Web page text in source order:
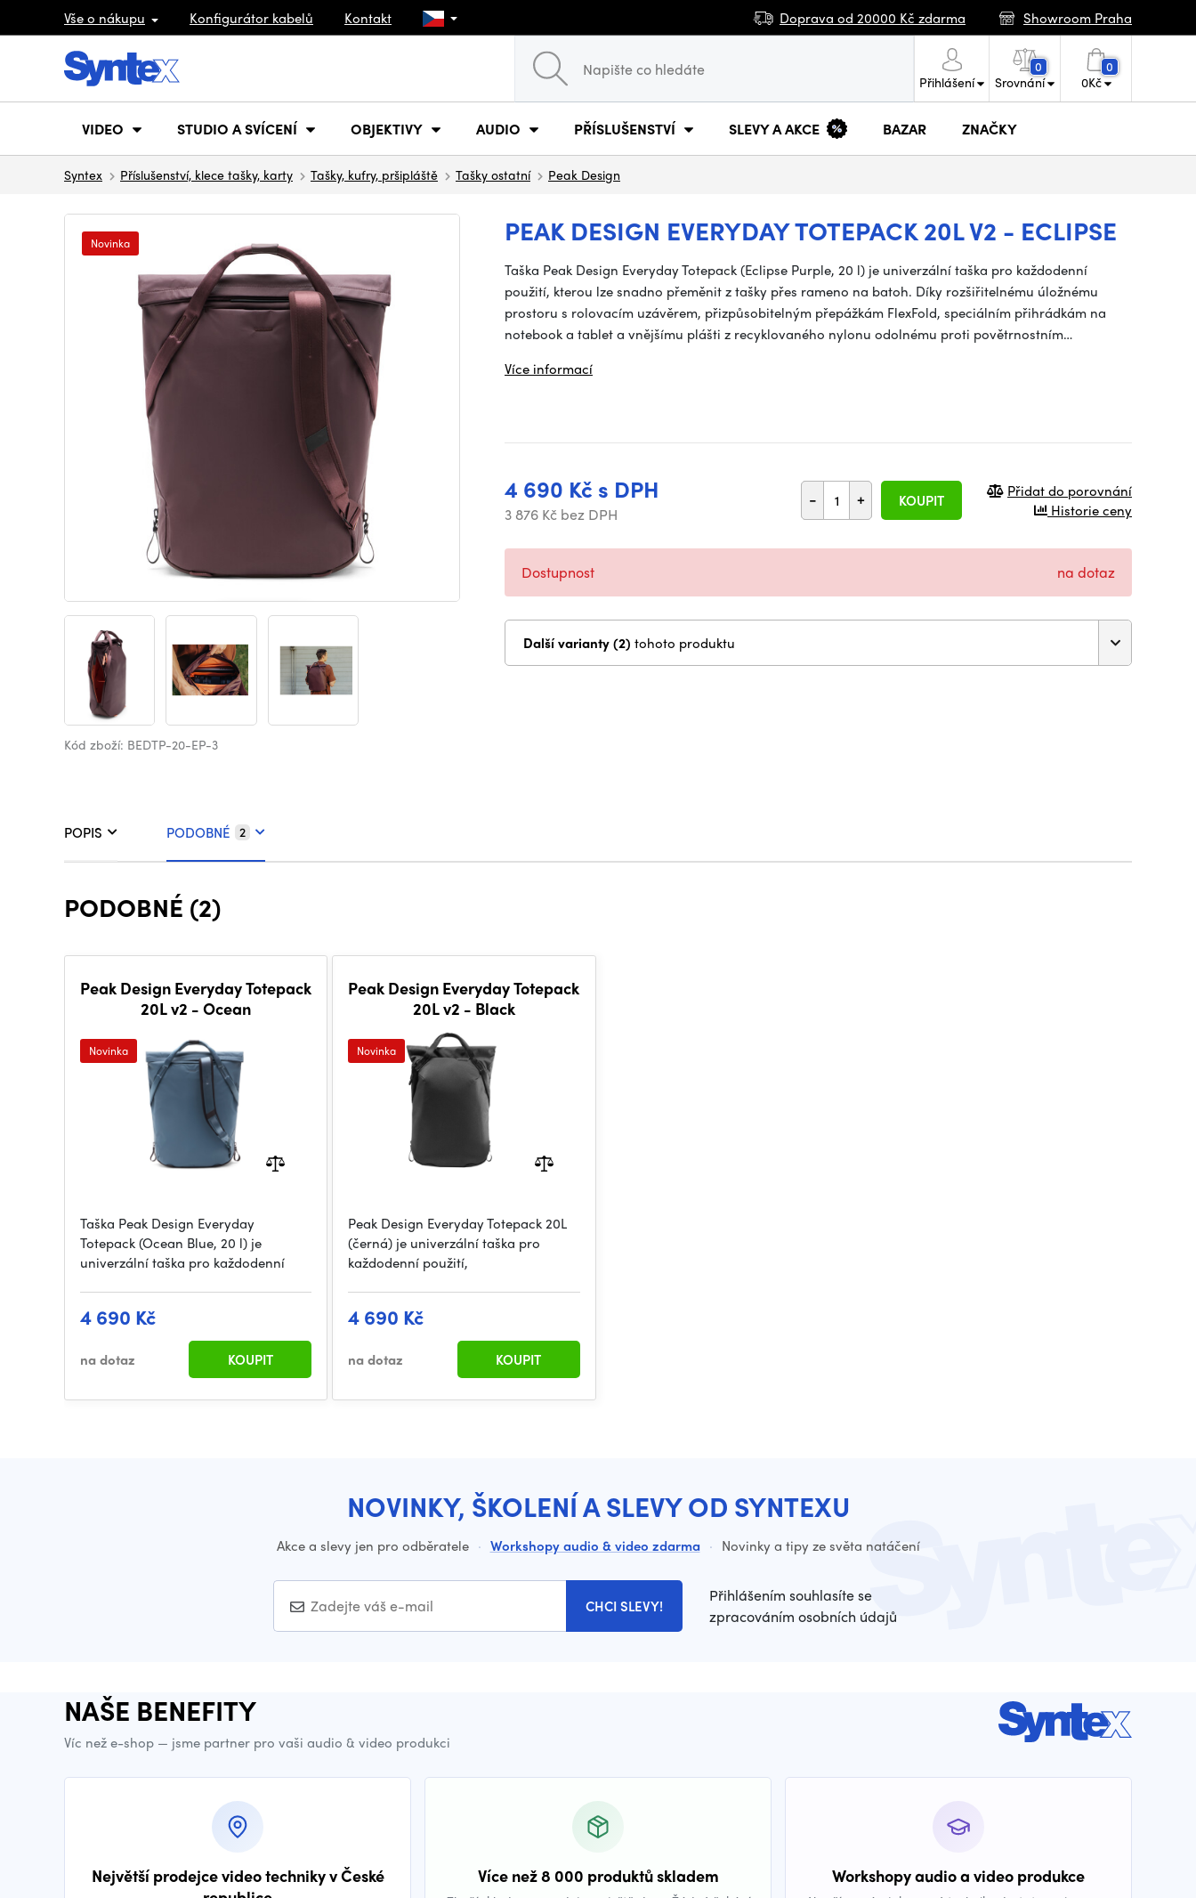
Vše o nákupu Konfigurátor kabelů Kontakt Doprava od 20000 Kč zdarma Showroom Praha
Přihlášení
0
Srovnání
0
0Kč
VIDEO STUDIO A SVÍCENÍ OBJEKTIVY AUDIO PŘÍSLUŠENSTVÍ SLEVY A AKCE BAZAR ZNAČKY
Syntex Příslušenství, klece tašky, karty Tašky, kufry, pršipláště Tašky ostatní Peak Design
PEAK DESIGN EVERYDAY TOTEPACK 20L V2 - ECLIPSE
Novinka
Kód zboží: BEDTP-20-EP-3
Taška Peak Design Everyday Totepack (Eclipse Purple, 20 l) je univerzální taška pro každodenní
použití, kterou lze snadno přeměnit z tašky přes rameno na batoh. Díky rozšiřitelnému úložnému
prostoru s rolovacím uzávěrem, přizpůsobitelným přepážkám FlexFold, speciálním přihrádkám na
notebook a tablet a vnějšímu plášti z recyklovaného nylonu odolnému proti povětrnostním…
Více informací
4 690 Kč s DPH
3 876 Kč bez DPH
- + KOUPIT
Přidat do porovnání
Historie ceny
Dostupnost na dotaz
Další varianty (2) tohoto produktu
POPIS PODOBNÉ 2
PODOBNÉ (2)
Peak Design Everyday Totepack
20L v2 - Ocean
Novinka
Taška Peak Design Everyday
Totepack (Ocean Blue, 20 l) je
univerzální taška pro každodenní
4 690 Kč
na dotaz KOUPIT
Peak Design Everyday Totepack
20L v2 - Black
Novinka
Peak Design Everyday Totepack 20L
(černá) je univerzální taška pro
každodenní použití,
4 690 Kč
na dotaz KOUPIT
NOVINKY, ŠKOLENÍ A SLEVY OD SYNTEXU
Akce a slevy jen pro odběratele · Workshopy audio & video zdarma · Novinky a tipy ze světa natáčení
CHCI SLEVY!
Přihlášením souhlasíte se
zpracováním osobních údajů
NAŠE BENEFITY
Víc než e-shop — jsme partner pro vaši audio & video produkci
Největší prodejce video techniky v České
Více než 8 000 produktů skladem Workshopy audio a video produkce